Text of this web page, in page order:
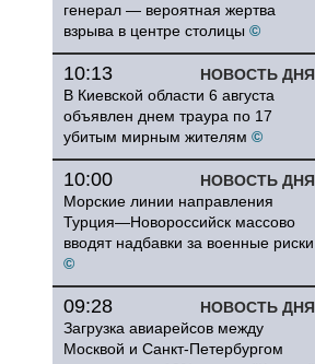
генерал — вероятная жертва
взрыва в центре столицы ©
НОВОСТЬ ДНЯ
10:13
В Киевской области 6 августа
объявлен днем траура по 17
убитым мирным жителям ©
НОВОСТЬ ДНЯ
10:00
Морские линии направления
Турция—Новороссийск массово
вводят надбавки за военные риски
©
НОВОСТЬ ДНЯ
09:28
Загрузка авиарейсов между
Москвой и Санкт-Петербургом